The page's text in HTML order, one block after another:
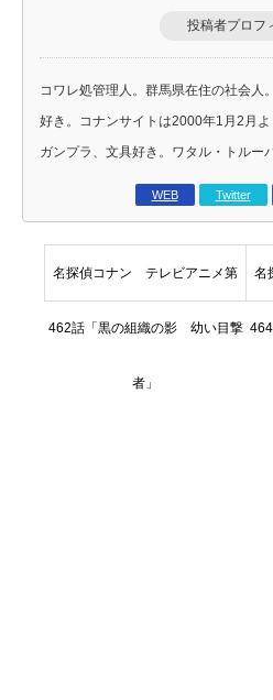
投稿者プロフ
コワレ処管理人。群馬県在住の社会人
好き。コナンサイトは2000年1月2月よ
ガンプラ、文具好き。ワタル・トルー
WEB Twitter
名探偵コナン テレビアニメ第
462話「黒の組織の影 幼い目撃
者」
名